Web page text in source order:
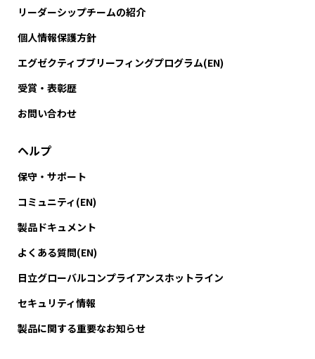
リーダーシップチームの紹介
個人情報保護方針
エグゼクティブブリーフィングプログラム(EN)
受賞・表彰歴
お問い合わせ
ヘルプ
保守・サポート
コミュニティ(EN)
製品ドキュメント
よくある質問(EN)
日立グローバルコンプライアンスホットライン
セキュリティ情報
製品に関する重要なお知らせ